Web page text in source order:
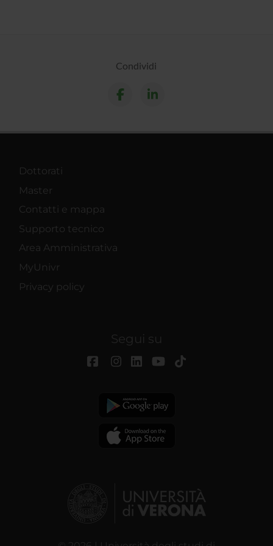
Condividi
Dottorati
Master
Contatti e mappa
Supporto tecnico
Area Amministrativa
MyUnivr
Privacy policy
Segui su